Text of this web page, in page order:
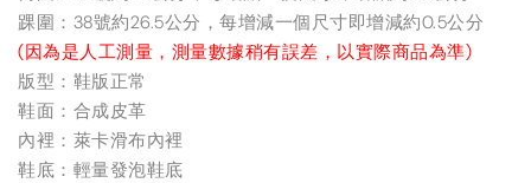
踝圍：38號約26.5公分，每增減一個尺寸即增減約0.5公分
(因為是人工測量，測量數據稍有誤差，以實際商品為準)
版型：鞋版正常
鞋面：合成皮革
內裡：萊卡滑布內裡
鞋底：輕量發泡鞋底